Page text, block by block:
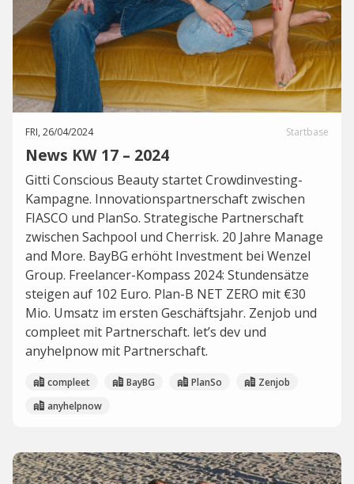
FRI, 26/04/2024 Startbase
News KW 17 – 2024
Gitti Conscious Beauty startet Crowdinvesting-
Kampagne. Innovationspartnerschaft zwischen
FIASCO und PlanSo. Strategische Partnerschaft
zwischen Sachpool und Cherrisk. 20 Jahre Manage
and More. BayBG erhöht Investment bei Wenzel
Group. Freelancer-Kompass 2024: Stundensätze
steigen auf 102 Euro. Plan-B NET ZERO mit €30
Mio. Umsatz im ersten Geschäftsjahr. Zenjob und
compleet mit Partnerschaft. let’s dev und
anyhelpnow mit Partnerschaft.
compleet BayBG PlanSo
Zenjob
anyhelpnow